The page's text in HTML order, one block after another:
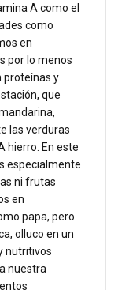
A como el
como
en
por lo menos
proteínas y
que
las verduras
hierro. En este
especialmente
ni frutas
en
papa, pero
olluco en un
nutritivos
nuestra